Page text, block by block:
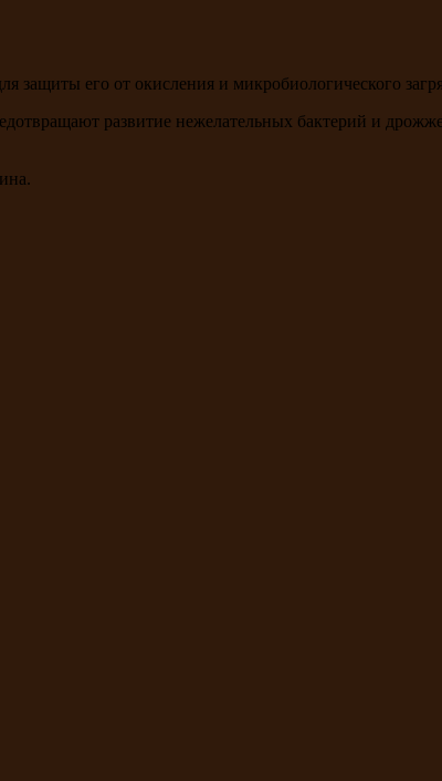
защиты его от окисления и микробиологического
развитие нежелательных бактерий и